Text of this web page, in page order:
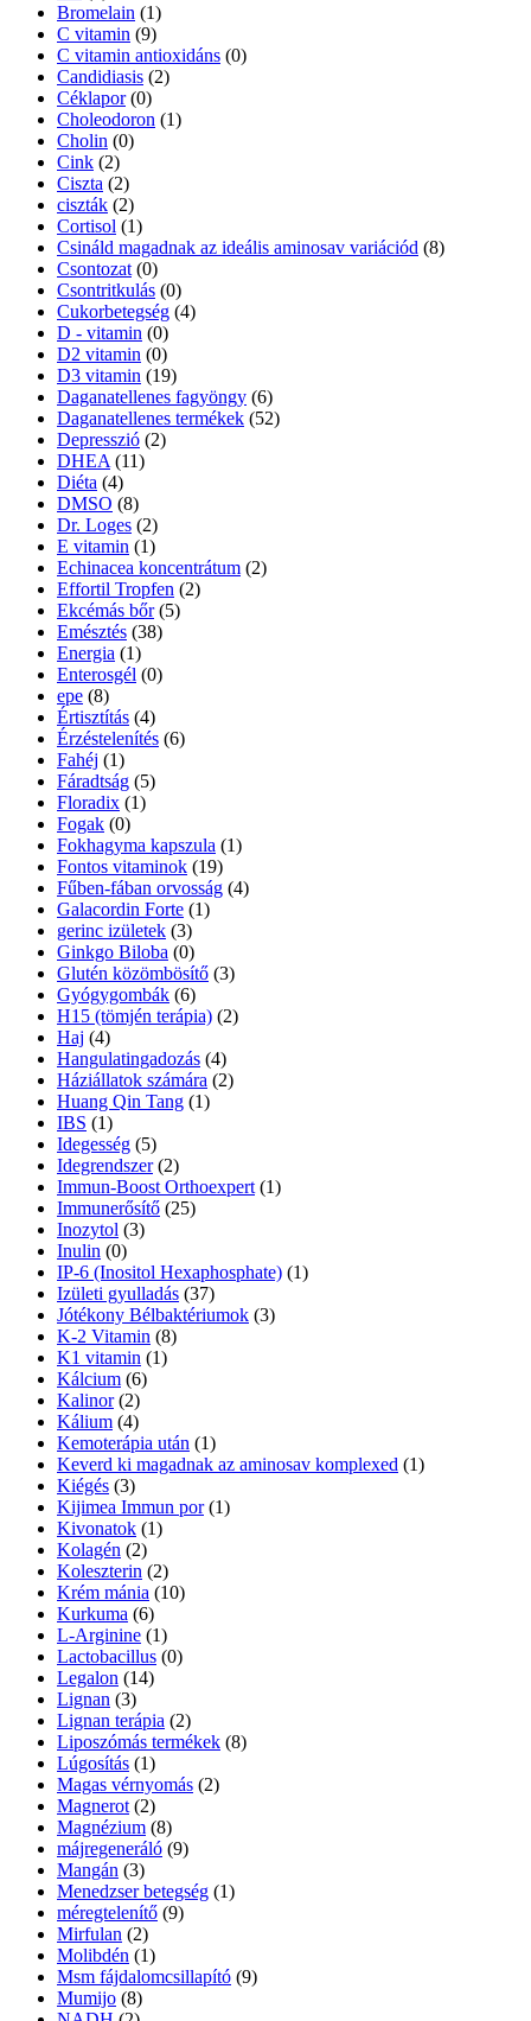
Bromelain (1)
C vitamin (9)
C vitamin antioxidáns (0)
Candidiasis (2)
Céklapor (0)
Choleodoron (1)
Cholin (0)
Cink (2)
Ciszta (2)
ciszták (2)
Cortisol (1)
Csináld magadnak az ideális aminosav variációd (8)
Csontozat (0)
Csontritkulás (0)
Cukorbetegség (4)
D - vitamin (0)
D2 vitamin (0)
D3 vitamin (19)
Daganatellenes fagyöngy (6)
Daganatellenes termékek (52)
Depresszió (2)
DHEA (11)
Diéta (4)
DMSO (8)
Dr. Loges (2)
E vitamin (1)
Echinacea koncentrátum (2)
Effortil Tropfen (2)
Ekcémás bőr (5)
Emésztés (38)
Energia (1)
Enterosgél (0)
epe (8)
Értisztítás (4)
Érzéstelenítés (6)
Fahéj (1)
Fáradtság (5)
Floradix (1)
Fogak (0)
Fokhagyma kapszula (1)
Fontos vitaminok (19)
Fűben-fában orvosság (4)
Galacordin Forte (1)
gerinc izületek (3)
Ginkgo Biloba (0)
Glutén közömbösítő (3)
Gyógygombák (6)
H15 (tömjén terápia) (2)
Haj (4)
Hangulatingadozás (4)
Háziállatok számára (2)
Huang Qin Tang (1)
IBS (1)
Idegesség (5)
Idegrendszer (2)
Immun-Boost Orthoexpert (1)
Immunerősítő (25)
Inozytol (3)
Inulin (0)
IP-6 (Inositol Hexaphosphate) (1)
Izületi gyulladás (37)
Jótékony Bélbaktériumok (3)
K-2 Vitamin (8)
K1 vitamin (1)
Kálcium (6)
Kalinor (2)
Kálium (4)
Kemoterápia után (1)
Keverd ki magadnak az aminosav komplexed (1)
Kiégés (3)
Kijimea Immun por (1)
Kivonatok (1)
Kolagén (2)
Koleszterin (2)
Krém mánia (10)
Kurkuma (6)
L-Arginine (1)
Lactobacillus (0)
Legalon (14)
Lignan (3)
Lignan terápia (2)
Liposzómás termékek (8)
Lúgosítás (1)
Magas vérnyomás (2)
Magnerot (2)
Magnézium (8)
májregeneráló (9)
Mangán (3)
Menedzser betegség (1)
méregtelenítő (9)
Mirfulan (2)
Molibdén (1)
Msm fájdalomcsillapító (9)
Mumijo (8)